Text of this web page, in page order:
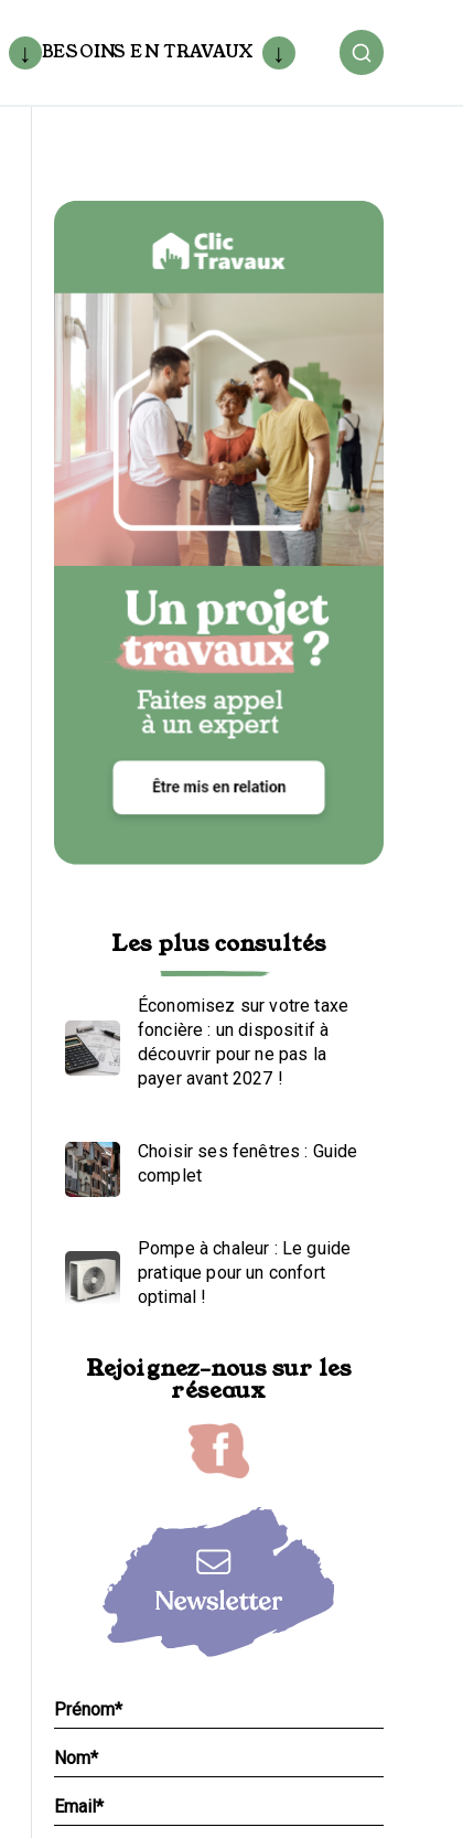
BESOINS EN TRAVAUX
Les plus consultés
Économisez sur votre taxe
foncière : un dispositif à
découvrir pour ne pas la
payer avant 2027 !
Choisir ses fenêtres : Guide
complet
Pompe à chaleur : Le guide
pratique pour un confort
optimal !
Rejoignez-nous sur les
réseaux